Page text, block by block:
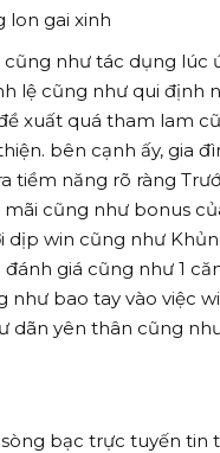
lon gai xinh
như tác dụng lúc
lệ cũng như qui định
xuất quá tham lam
bên cạnh ấy, gia
tiềm năng rõ ràng
cũng như bonus
win cũng như
giá cũng như 1
bao tay vào việc
yên thân cũng
sòng bạc trực tuyến tin